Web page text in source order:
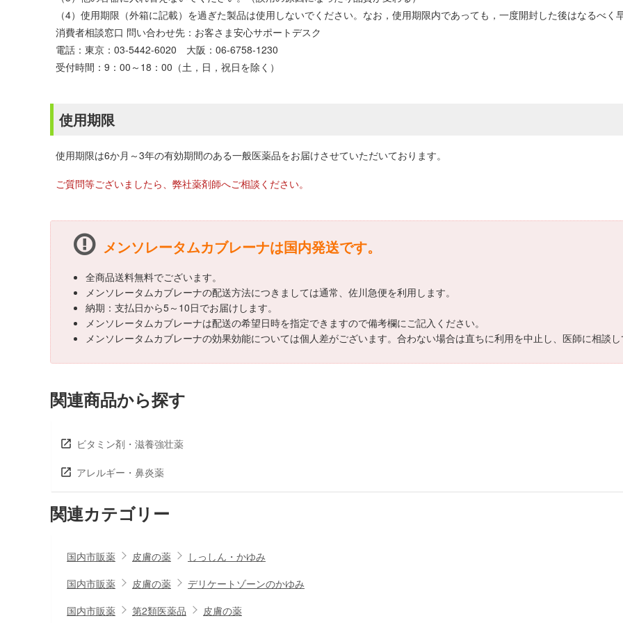
（4）使用期限（外箱に記載）を過ぎた製品は使用しないでください。なお，使用期限内であっても，一度開封した後はなるべく
消費者相談窓口 問い合わせ先：お客さま安心サポートデスク
電話：東京：03-5442-6020 大阪：06-6758-1230
受付時間：9：00～18：00（土，日，祝日を除く）
使用期限
使用期限は6か月～3年の有効期間のある一般医薬品をお届けさせていただいております。
ご質問等ございましたら、弊社薬剤師へご相談ください。
メンソレータムカブレーナは国内発送です。
全商品送料無料でございます。
メンソレータムカブレーナの配送方法につきましては通常、佐川急便を利用します。
納期：支払日から5～10日でお届けします。
メンソレータムカブレーナは配送の希望日時を指定できますので備考欄にご記入ください。
メンソレータムカブレーナの効果効能については個人差がございます。合わない場合は直ちに利用を中止し、医師に相談し
関連商品から探す
ビタミン剤・滋養強壮薬
アレルギー・鼻炎薬
関連カテゴリー
国内市販薬 皮膚の薬
しっしん・かゆみ
国内市販薬
皮膚の薬
デリケートゾーンのかゆみ
国内市販薬
第2類医薬品 皮膚の薬